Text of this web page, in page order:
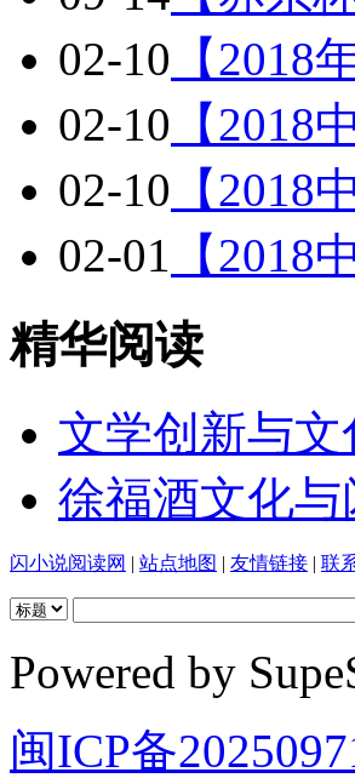
02-10 【
02-10 【
02-10 【
02-01 【
精华阅读
文学创新与
徐福酒文化
闪小说阅读网 | 站点地图 | 友情链接 | 联
Powered by
闽ICP备